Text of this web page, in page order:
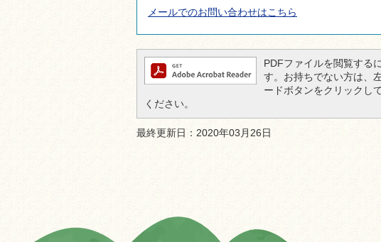
メールでのお問い合わせはこちら
PDFファイルを閲覧する
す。お持ちでない方は、
ードボタンをクリックし
ください。
最終更新日：2020年03月26日